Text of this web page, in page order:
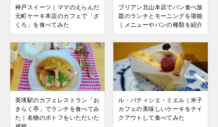
神戸スイーツ｜ママのえらんだ
元町ケーキ本店のカフェで「ざ
くろ」を食べてみた
ブリアン北山本店でパン食べ放
題のランチとモーニングを堪能
｜メニューやパンの種類を紹介
美瑛駅のカフェレストラン「お
きらく亭」でランチを食べてみ
た｜名物のポトフをいただいた
ル・パティシエ・ミエル｜米子
カフェの美味しいケーキをテイ
クアウトして食べてみた